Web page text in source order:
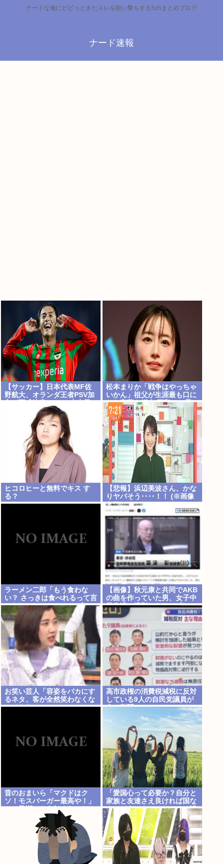
ナードな俺にビビっときたスレを狙い撃ちする5chまとめブログ
ナード速報
【サッカー】日本代表MF佐
野航大、オランダ王者PSV加
高額の移籍、最大約31億円
か、5年契約を締結
松本まりか「戦争はやっちゃ
いかん」祖父が生涯最も口に
した言葉を紹介 平和への思い
をつづる
ヒコロヒーと無料でキス す
る？
【悲報】浜辺美波さん、かな
りヤバそう････！！ (※画像
あり)
ラーメン二郎「もう食わな
い？ さっきは食べれるって言
ったじゃねーか！」（ヽ´ん
`）「」 反論できる？
【画像】秋元康と共同でAKB
の曲を作っていた男、女子中
学生達と撮影した1700点の
AVをネットで販売していた
www
お笑い芸人「容姿をバカにす
るネタ、客が全然笑わなくな
ってきた」
高市政権の消費税減税に反対
している9人の自民党議員が
全て判明www
昔のおまいら「マクドはク
ソ！モスバーガー最高や！」
この風潮はもう無くなった？
「愛国心って必要か？自分と
家族と友達さえ良ければ国な
んてどうでもいいじゃん。近
所のコンビニの方がまだ大切
だわ」7万いいね